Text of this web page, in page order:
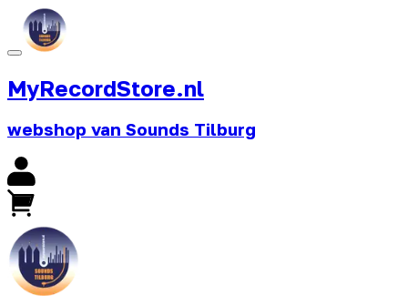
MyRecordStore.nl
webshop van Sounds Tilburg